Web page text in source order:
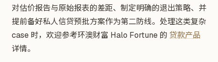
对估价报告与原始报表的差距、制定明确的退出策略、并
提前备好私人信贷预批方案作为第二防线。处理这类复杂
case 时，欢迎参考环澳财富 Halo Fortune 的 贷款产品
详情。